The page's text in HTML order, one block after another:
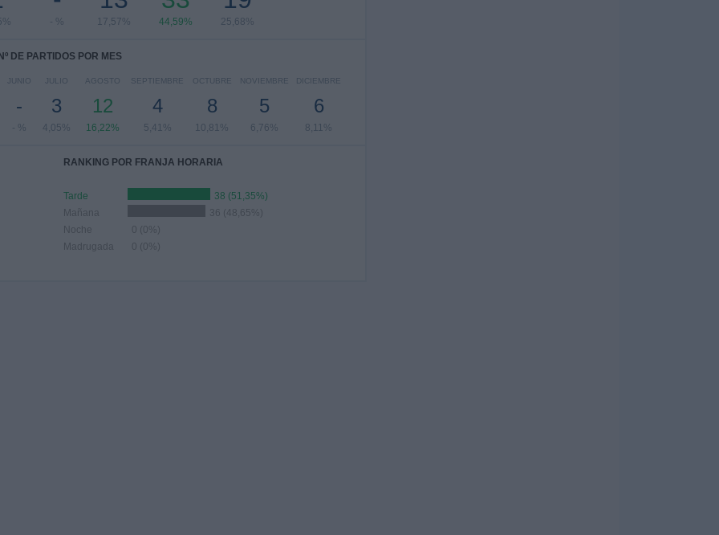
- % 17,57% 44,59% 25,68%
Nº DE PARTIDOS POR MES
JUNIO
-
- %
JULIO
3
4,05%
AGOSTO
12
16,22%
SEPTIEMBRE
4
5,41%
OCTUBRE
8
10,81%
NOVIEMBRE
5
6,76%
DICIEMBRE
6
8,11%
RANKING POR FRANJA HORARIA
Tarde
38 (51,35%)
Mañana
36 (48,65%)
Noche
0 (0%)
Madrugada
0 (0%)